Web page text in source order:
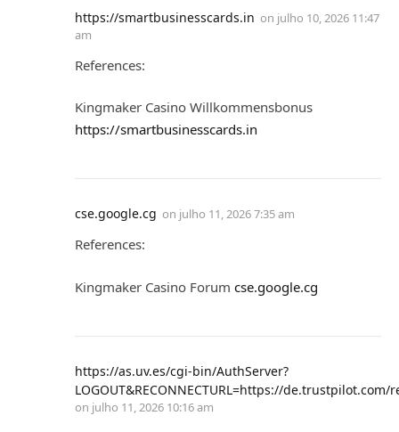
https://smartbusinesscards.in on julho 10, 2026 11:47
am
References:
Kingmaker Casino Willkommensbonus
https://smartbusinesscards.in
cse.google.cg on julho 11, 2026 7:35 am
References:
Kingmaker Casino Forum cse.google.cg
https://as.uv.es/cgi-bin/AuthServer?
LOGOUT&RECONNECTURL=https://
on julho 11, 2026 10:16 am